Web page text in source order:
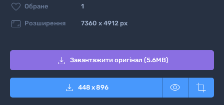
 Обране 1
 Розширення 7360 x 4912 px
 Завантажити оригінал (5.6MB)
 448 x896  